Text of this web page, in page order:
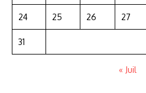
24 25 26 27
31
« Juil